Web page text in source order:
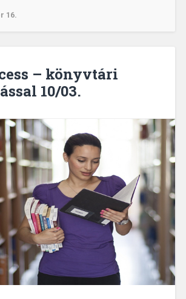
16.
– könyvtári
10/03.